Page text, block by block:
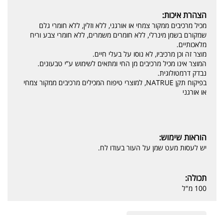
הצהרת איכות:
מכיל מרכיבים ממקור צמחי או אורגני, ללא וזלין, ללא חומרי גלם
שמקורם בשמן מינרלי, ללא חומרים משמרים, ללא חומרי צבע וריח
מלאכותיים.
מוצר זה וכן מרכיביו, לא נוסו על בעלי חיים.
המוצר אינו מכיל מרכיבים מן החי ומתאים לשימוש ע”י טבעונים.
נבדק דרמטולוגית.
בפיקוח תקן NATRUE, למוצרי טיפוח המכילים מרכיבים ממקור צמחי
או אורגני
הוראות שימוש:
יש לעסות מעט שמן על העור בעודו לח.
תכולה:
100 מ"ל